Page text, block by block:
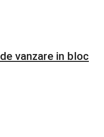
vanzare in bloc